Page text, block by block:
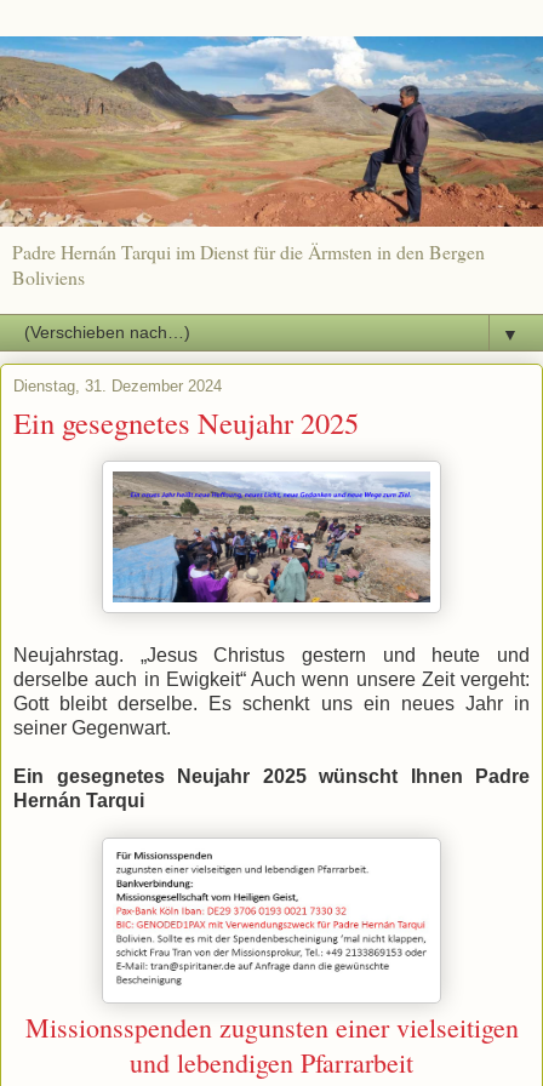
Padre Hernán Tarqui im Dienst für die Ärmsten in den Bergen
Boliviens
▼
Dienstag, 31. Dezember 2024
Ein gesegnetes Neujahr 2025
Neujahrstag. „Jesus Christus gestern und heute und
derselbe auch in Ewigkeit“ Auch wenn unsere Zeit vergeht:
Gott bleibt derselbe. Es schenkt uns ein neues Jahr in
seiner Gegenwart.
Ein gesegnetes Neujahr 2025 wünscht Ihnen Padre
Hernán Tarqui
Missionsspenden zugunsten einer vielseitigen
und lebendigen Pfarrarbeit